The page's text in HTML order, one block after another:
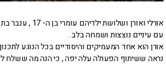
עם עיניים נוצצות ושמחה בלב .
אורן הוא אחד המעמיקים והיסודיים בכל הנוגע
נראה ששיתוף הפעולה עלה יפה , כי הנה מה ששלח